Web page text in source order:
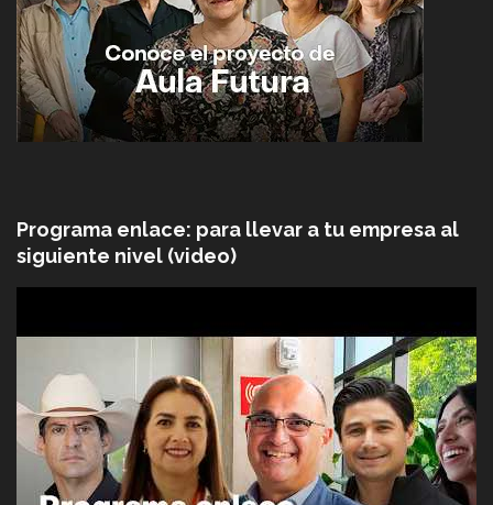
Programa enlace: para llevar a tu empresa al
siguiente nivel (video)